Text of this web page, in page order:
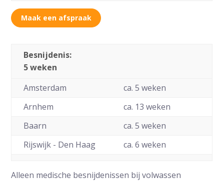
Maak een afspraak
Besnijdenis:
5 weken
Amsterdam
ca. 5 weken
Arnhem
ca. 13 weken
Baarn
ca. 5 weken
Rijswijk - Den Haag
ca. 6 weken
Alleen medische besnijdenissen bij volwassen